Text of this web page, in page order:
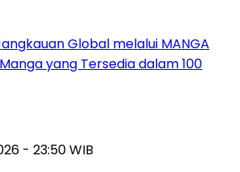
Global melalui MANGA
yang Tersedia dalam 100
- 23:50 WIB